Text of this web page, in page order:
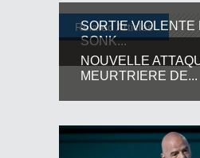
Related Articles
SORTIE VIOLENTE
SONK...
NOUVELLE
MEURTRIERE DE...